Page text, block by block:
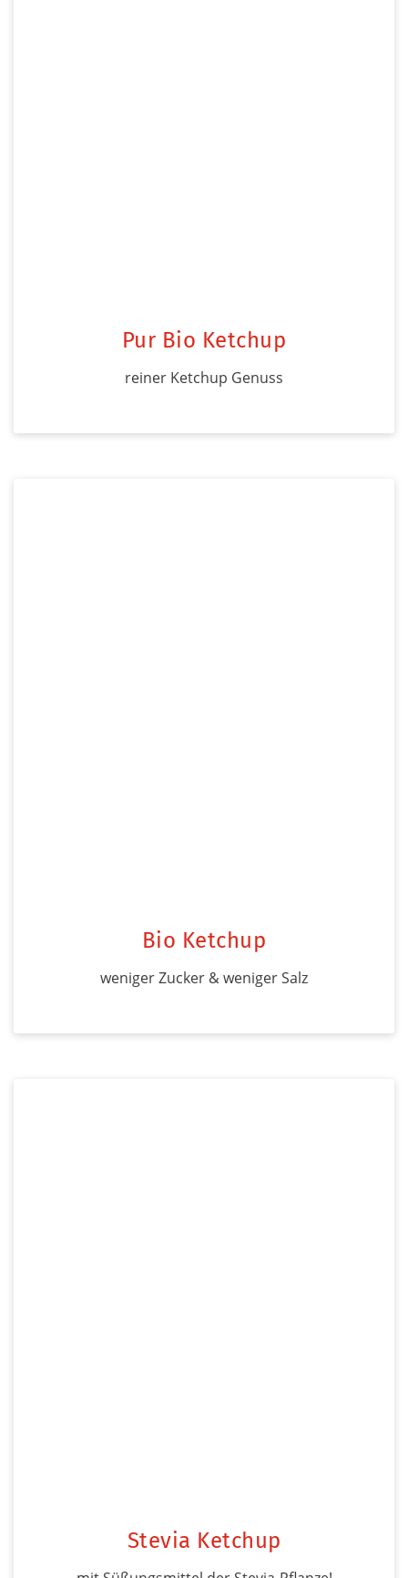
Pur Bio Ketchup
reiner Ketchup Genuss
Bio Ketchup
weniger Zucker & weniger Salz
Stevia Ketchup